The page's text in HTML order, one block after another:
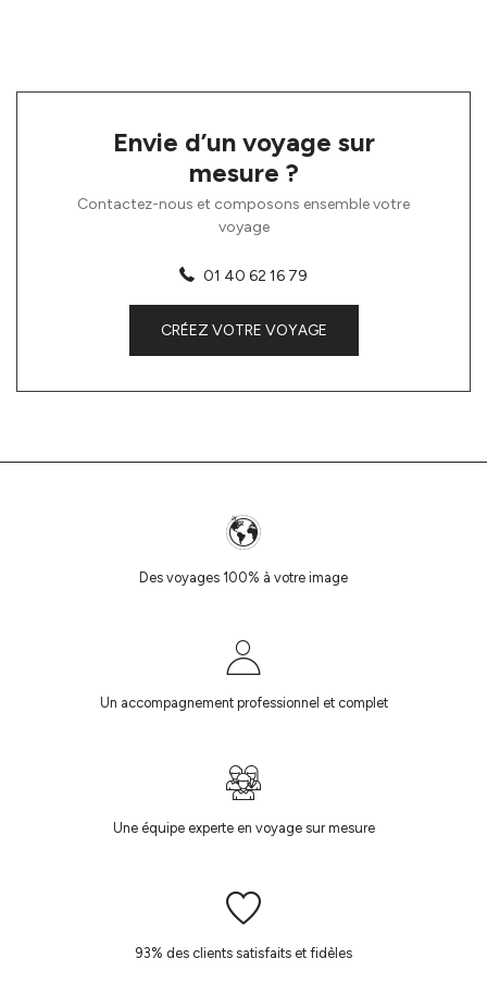
Envie d’un voyage sur
mesure ?
Contactez-nous et composons ensemble votre
voyage
01 40 62 16 79
CRÉEZ VOTRE VOYAGE
Des voyages 100% à votre image
Un accompagnement professionnel et complet
Une équipe experte en voyage sur mesure
93% des clients satisfaits et fidèles